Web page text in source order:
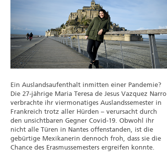
Ein Auslandsaufenthalt inmitten einer Pandemie?
Die 27-jährige Maria Teresa de Jesus Vazquez Narro
verbrachte ihr viermonatiges Auslandssemester in
Frankreich trotz aller Hürden – verursacht durch
den unsichtbaren Gegner Covid-19. Obwohl ihr
nicht alle Türen in Nantes offenstanden, ist die
gebürtige Mexikanerin dennoch froh, dass sie die
Chance des Erasmussemesters ergreifen konnte.